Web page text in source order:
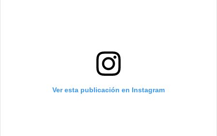
Ver esta publicación en Instagram